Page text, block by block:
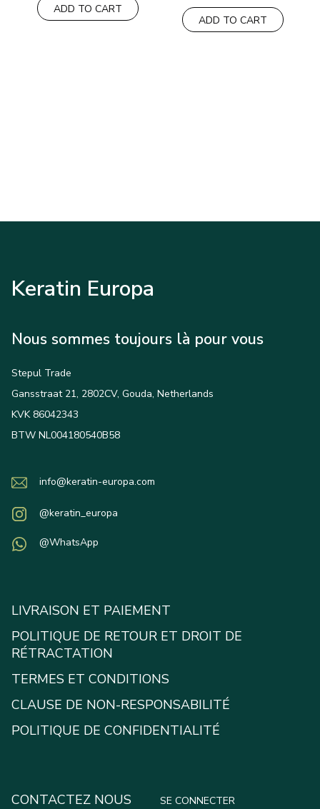
ADD TO CART
ADD TO CART
Keratin Europa
Nous sommes toujours là pour vous
Stepul Trade
Gansstraat 21, 2802CV, Gouda, Netherlands
KVK 86042343
BTW NL004180540B58
info@keratin-europa.com
@keratin_europa
@WhatsApp
LIVRAISON ET PAIEMENT
POLITIQUE DE RETOUR ET DROIT DE
RÉTRACTATION
TERMES ET CONDITIONS
CLAUSE DE NON-RESPONSABILITÉ
POLITIQUE DE CONFIDENTIALITÉ
CONTACTEZ NOUS SE CONNECTER